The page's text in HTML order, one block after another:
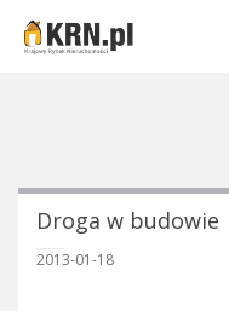
Droga w budowie
2013-01-18